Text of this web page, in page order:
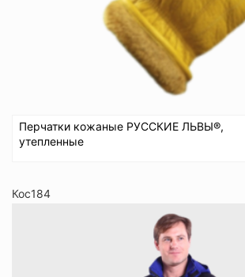
Перчатки кожаные РУССКИЕ ЛЬВЫ®,
утепленные
Кос184